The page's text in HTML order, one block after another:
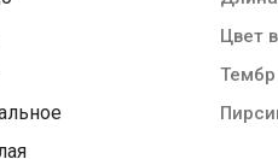
Цвет
Тембр